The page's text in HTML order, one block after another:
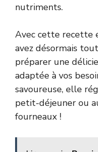
nutriments.
Avec cette recette
avez désormais
préparer une
adaptée à vos
savoureuse, elle
petit-déjeuner ou
fourneaux !